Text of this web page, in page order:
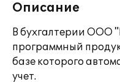
Описание
В бухгалтерии ООО
программный
базе которого
учет.